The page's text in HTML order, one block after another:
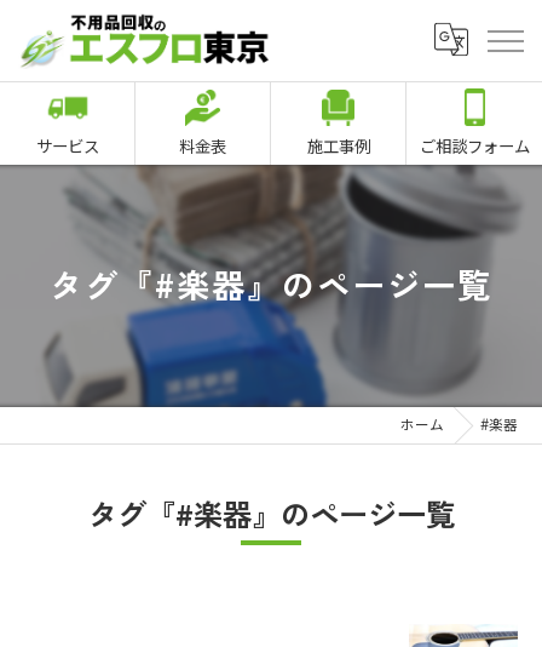
サービス 料金表 施工事例 ご相談フォーム
タグ『#楽器』のページ一覧
ホーム #楽器
タグ『#楽器』のページ一覧